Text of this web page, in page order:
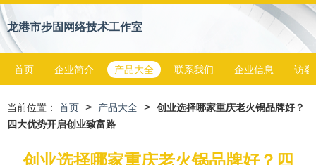
龙港市步固网络技术工作室
首页 企业简介 产品大全 联系我们 企业信息 访客
当前位置： 首页 > 产品大全 > 创业选择哪家重庆老火锅品牌好？
四大优势开启创业致富路
创业选择哪家重庆老火锅品牌好？四